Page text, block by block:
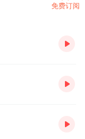
免费订阅